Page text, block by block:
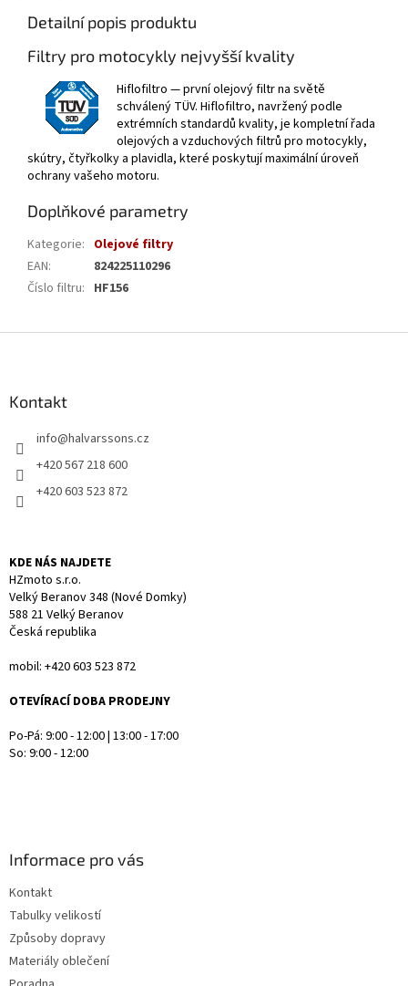
Detailní popis produktu
Filtry pro motocykly nejvyšší kvality
Hiflofiltro — první olejový filtr na světě
schválený TÜV. Hiflofiltro, navržený podle
extrémních standardů kvality, je kompletní řada
olejových a vzduchových filtrů pro motocykly,
skútry, čtyřkolky a plavidla, které poskytují maximální úroveň
ochrany vašeho motoru.
Doplňkové parametry
Kategorie: Olejové filtry
EAN:
824225110296
Číslo filtru: HF156
Kontakt
info@halvarssons.cz
+420 567 218 600
+420 603 523 872
KDE NÁS NAJDETE
HZmoto s.r.o.
Velký Beranov 348 (Nové Domky)
588 21 Velký Beranov
Česká republika
mobil: +420 603 523 872
OTEVÍRACÍ DOBA PRODEJNY
Po-Pá: 9:00 - 12:00 | 13:00 - 17:00
So: 9:00 - 12:00
Informace pro vás
Kontakt
Tabulky velikostí
Způsoby dopravy
Materiály oblečení